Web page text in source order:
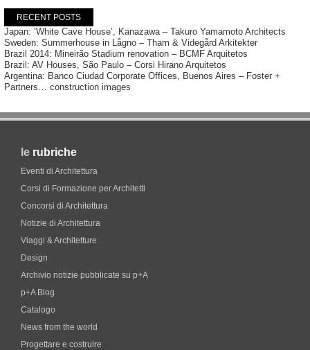
RECENT POSTS
Japan: ‘White Cave House’, Kanazawa – Takuro Yamamoto Architects
Sweden: Summerhouse in Lågno – Tham & Videgård Arkitekter
Brazil 2014: Mineirão Stadium renovation – BCMF Arquitetos
Brazil: AV Houses, São Paulo – Corsi Hirano Arquitetos
Argentina: Banco Ciudad Corporate Offices, Buenos Aires – Foster +
Partners… construction images
le rubriche
Eventi di Architettura
Corsi di Formazione per Architetti
Concorsi di Architettura
Notizie di Architettura
Viaggi & Architetture
Design
Archivio notizie pubblicate su p+A
p+A Blog
Catalogo
News from the world
Progettare e costruire